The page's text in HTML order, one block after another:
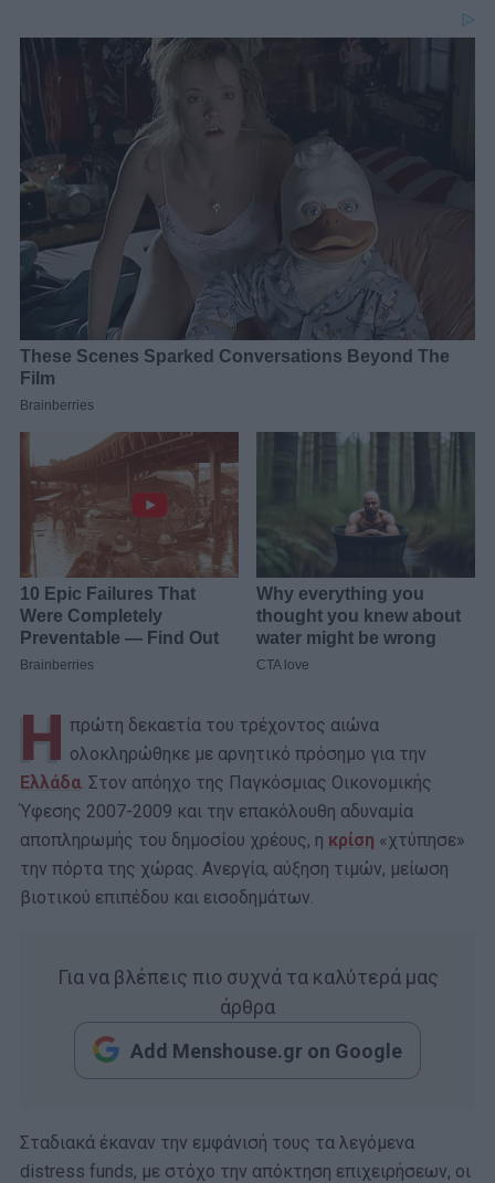
Η πρώτη δεκαετία του τρέχοντος αιώνα
ολοκληρώθηκε με αρνητικό πρόσημο για την
Ελλάδα. Στον απόηχο της Παγκόσμιας Οικονομικής
Ύφεσης 2007-2009 και την επακόλουθη αδυναμία
αποπληρωμής του δημοσίου χρέους, η κρίση «χτύπησε»
την πόρτα της χώρας. Ανεργία, αύξηση τιμών, μείωση
βιοτικού επιπέδου και εισοδημάτων.
Για να βλέπεις πιο συχνά τα καλύτερά μας
άρθρα
Add Menshouse.gr on Google
Σταδιακά έκαναν την εμφάνισή τους τα λεγόμενα
distress funds, με στόχο την απόκτηση επιχειρήσεων, οι